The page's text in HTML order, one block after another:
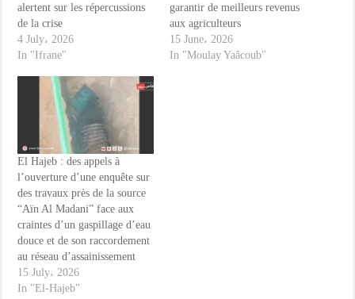
alertent sur les répercussions
de la crise
4 July، 2026
In "Ifrane"
garantir de meilleurs revenus
aux agriculteurs
15 June، 2026
In "Moulay Yaâcoub"
El Hajeb : des appels à
l’ouverture d’une enquête sur
des travaux près de la source
“Aïn Al Madani” face aux
craintes d’un gaspillage d’eau
douce et de son raccordement
au réseau d’assainissement
15 July، 2026
In "El-Hajeb"